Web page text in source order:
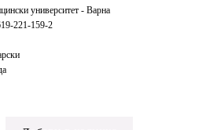
университет - Варна
221-159-2